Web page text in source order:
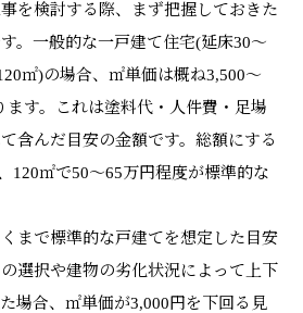
を検討する際、まず把握しておきた
。一般的な一戸建て住宅(延床30〜
㎡)の場合、㎡単価は概ね3,500〜
ます。これは塗料代・人件費・足場
含んだ目安の金額です。総額にする
120㎡で50〜65万円程度が標準的な
まで標準的な戸建てを想定した目安
選択や建物の劣化状況によって上下
場合、㎡単価が3,000円を下回る見